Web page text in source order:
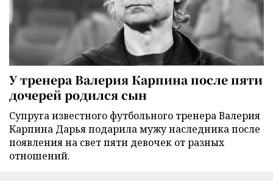
У тренера Валерия Карпина после пяти
дочерей родился сын
Супруга известного футбольного тренера Валерия
Карпина Дарья подарила мужу наследника после
появления на свет пяти девочек от разных
отношений.